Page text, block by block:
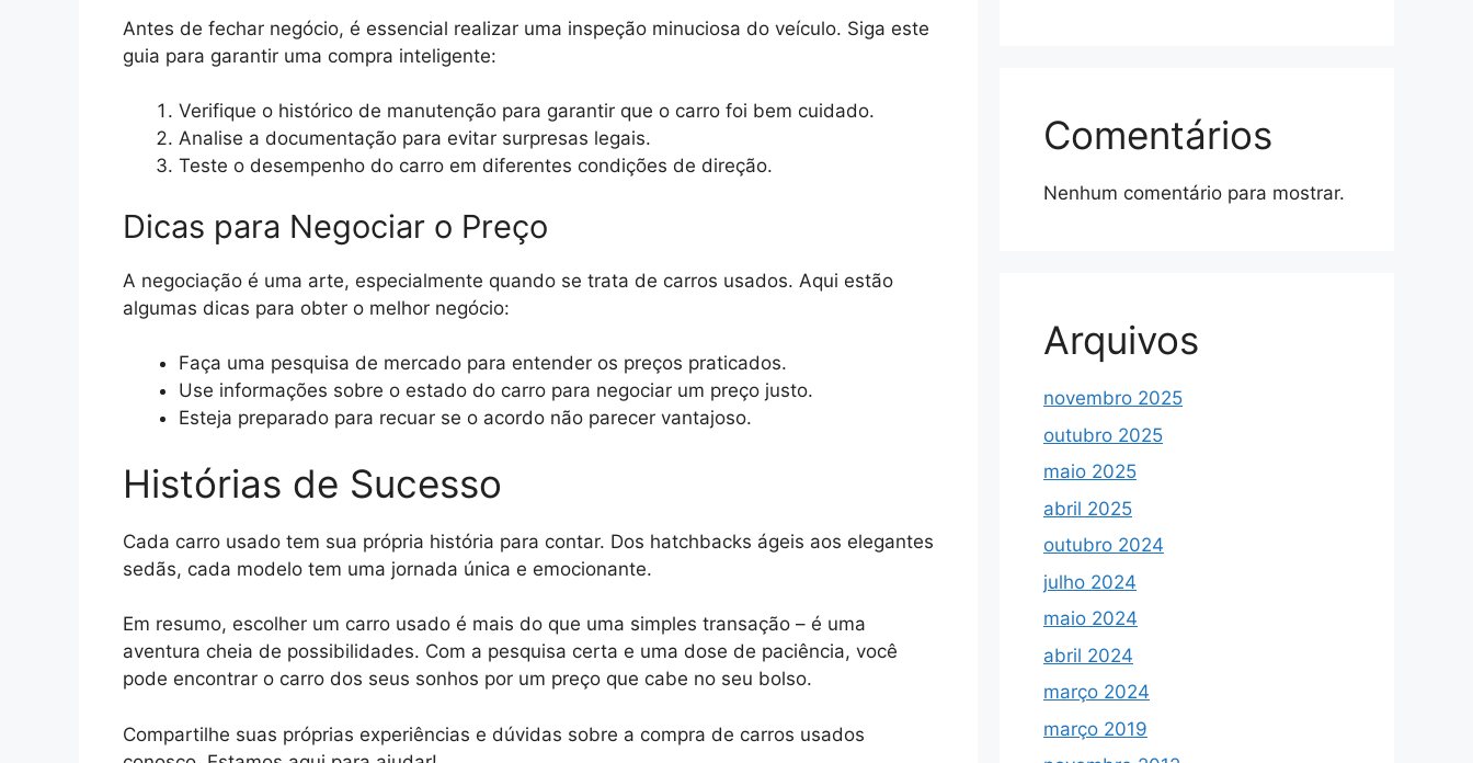
Antes de fechar negócio, é essencial realizar uma inspeção minuciosa do veículo. Siga este
guia para garantir uma compra inteligente:
Verifique o histórico de manutenção para garantir que o carro foi bem cuidado.
Analise a documentação para evitar surpresas legais.
Teste o desempenho do carro em diferentes condições de direção.
Dicas para Negociar o Preço
A negociação é uma arte, especialmente quando se trata de carros usados. Aqui estão
algumas dicas para obter o melhor negócio:
Faça uma pesquisa de mercado para entender os preços praticados.
Use informações sobre o estado do carro para negociar um preço justo.
Esteja preparado para recuar se o acordo não parecer vantajoso.
Histórias de Sucesso
Cada carro usado tem sua própria história para contar. Dos hatchbacks ágeis aos elegantes
sedãs, cada modelo tem uma jornada única e emocionante.
Em resumo, escolher um carro usado é mais do que uma simples transação – é uma
aventura cheia de possibilidades. Com a pesquisa certa e uma dose de paciência, você
pode encontrar o carro dos seus sonhos por um preço que cabe no seu bolso.
Compartilhe suas próprias experiências e dúvidas sobre a compra de carros usados
Comentários
Nenhum comentário para mostrar.
Arquivos
novembro 2025
outubro 2025
maio 2025
abril 2025
outubro 2024
julho 2024
maio 2024
abril 2024
março 2024
março 2019